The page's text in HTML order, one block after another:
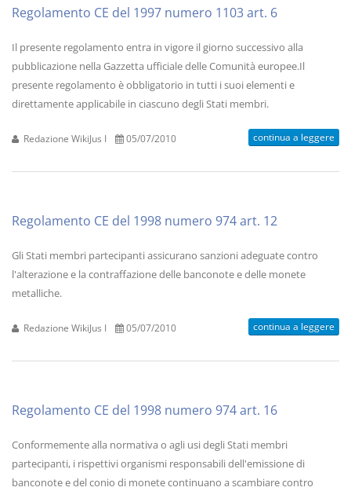
Regolamento CE del 1997 numero 1103 art. 6
Il presente regolamento entra in vigore il giorno successivo alla
pubblicazione nella Gazzetta ufficiale delle Comunità europee.Il
presente regolamento è obbligatorio in tutti i suoi elementi e
direttamente applicabile in ciascuno degli Stati membri.
Redazione WikiJus I 05/07/2010 continua a leggere
Regolamento CE del 1998 numero 974 art. 12
Gli Stati membri partecipanti assicurano sanzioni adeguate contro
l'alterazione e la contraffazione delle banconote e delle monete
metalliche.
Redazione WikiJus I 05/07/2010 continua a leggere
Regolamento CE del 1998 numero 974 art. 16
Conformemente alla normativa o agli usi degli Stati membri
partecipanti, i rispettivi organismi responsabili dell'emissione di
banconote e del conio di monete continuano a scambiare contro